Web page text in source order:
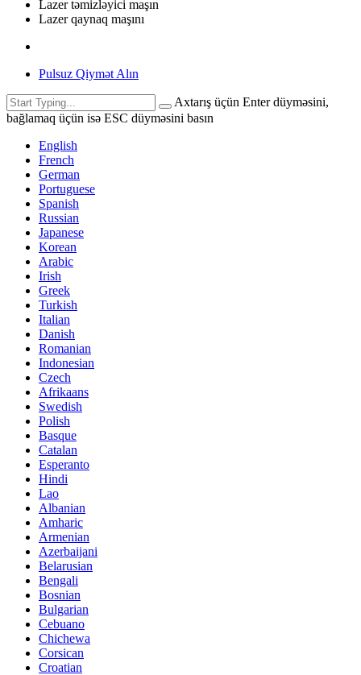
Lazer təmizləyici maşın
Lazer qaynaq maşını
Pulsuz Qiymət Alın
Axtarış üçün Enter düyməsini,
bağlamaq üçün isə ESC düyməsini basın
English
French
German
Portuguese
Spanish
Russian
Japanese
Korean
Arabic
Irish
Greek
Turkish
Italian
Danish
Romanian
Indonesian
Czech
Afrikaans
Swedish
Polish
Basque
Catalan
Esperanto
Hindi
Lao
Albanian
Amharic
Armenian
Azerbaijani
Belarusian
Bengali
Bosnian
Bulgarian
Cebuano
Chichewa
Corsican
Croatian